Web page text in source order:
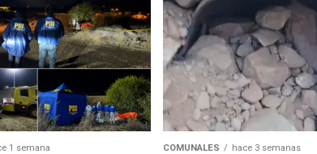
1 semana COMUNALES hace 3 semanas